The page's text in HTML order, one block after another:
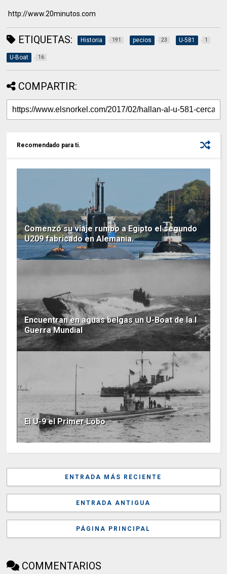
http://www.20minutos.com
ETIQUETAS: Historia 191 pecios 23 U-581 1
U-Boat 16
COMPARTIR:
Recomendado para ti.
Comenzó su viaje rumbo a Egipto el segundo
U209 fabricado en Alemania.
Encuentran en aguas belgas un U-Boat de la I
Guerra Mundial
El U-9 el Primer Lobo
ENTRADA MÁS RECIENTE
ENTRADA ANTIGUA
PÁGINA PRINCIPAL
COMMENTARIOS